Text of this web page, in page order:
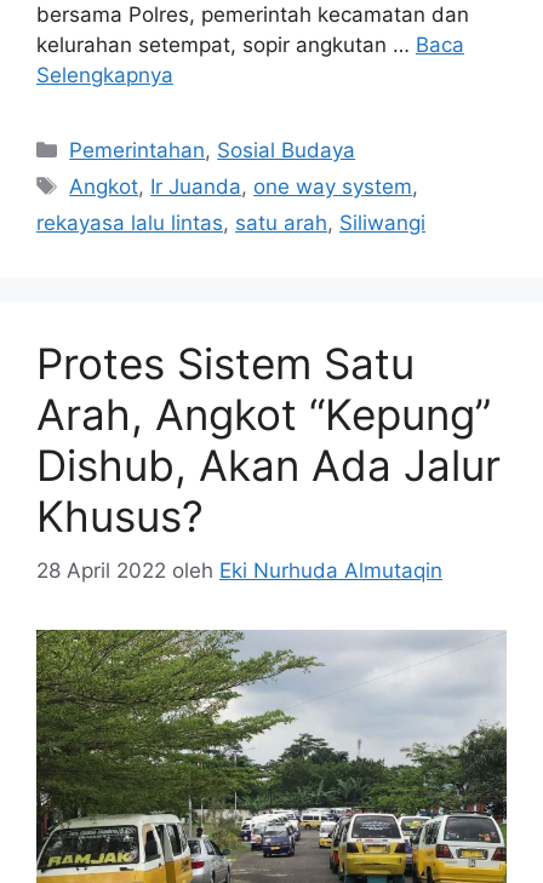
bersama Polres, pemerintah kecamatan dan
kelurahan setempat, sopir angkutan … Baca
Selengkapnya
Kategori
Pemerintahan, Sosial Budaya
Tag
Angkot, Ir Juanda, one way system,
rekayasa lalu lintas, satu arah, Siliwangi
Protes Sistem Satu
Arah, Angkot “Kepung”
Dishub, Akan Ada Jalur
Khusus?
28 April 2022 oleh Eki Nurhuda Almutaqin